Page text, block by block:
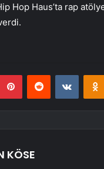
Hop Haus’ta rap
PinterestReddit
KÖSE